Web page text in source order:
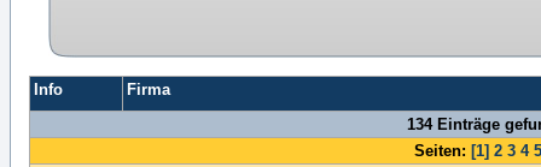
Info
Firma
134 Einträge
Seiten: [1] 2 3 4 5